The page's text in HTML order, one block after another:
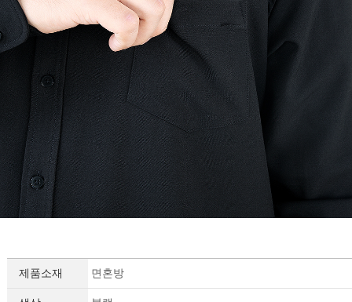
제품소재 면혼방